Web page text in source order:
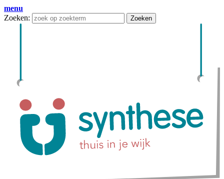
menu
Zoeken:
Zoeken